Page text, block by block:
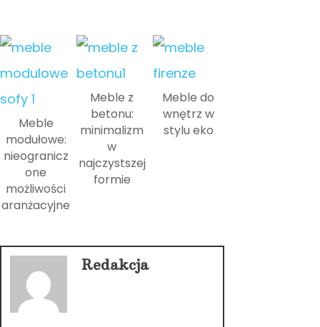
Meble
modułowe:
nieogranicz
one
możliwości
aranżacyjne
Meble z
betonu:
minimalizm
w
najczystszej
formie
Meble do
wnętrz w
stylu eko
Redakcja